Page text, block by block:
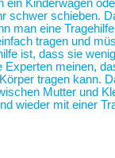
ein Kinderwagen
schwer schieben.
man eine
tragen und
ist, dass sie
meinen,
tragen kann.
Mutter und
wieder mit einer